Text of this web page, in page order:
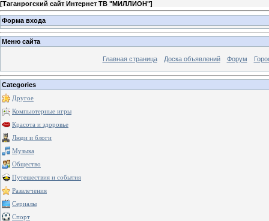
[Таганрогский сайт Интернет ТВ "МИЛЛИОН"]
Форма входа
Меню сайта
Главная страница Доска объявлений Форум
Categories
Другое
Компьютерные игры
Красота и здоровье
Люди и блоги
Музыка
Общество
Путешествия и события
Развлечения
Сериалы
Спорт